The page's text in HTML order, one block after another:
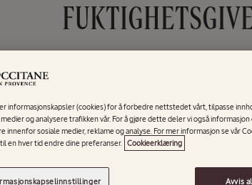
S
A
L
I
informasjonskapsler (cookies) for å forbedre nettstedet vårt, tilpasse
og analysere trafikken vår. For å gjøre dette deler vi også
innenfor sosiale medier, reklame og analyse. For mer informasjon se vår
til en hver tid endre dine preferanser. Cookieerklæring
Avvis